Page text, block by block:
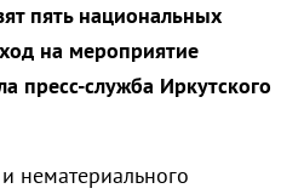
пять национальных
на мероприятие
пресс-служба Иркутского
нематериального